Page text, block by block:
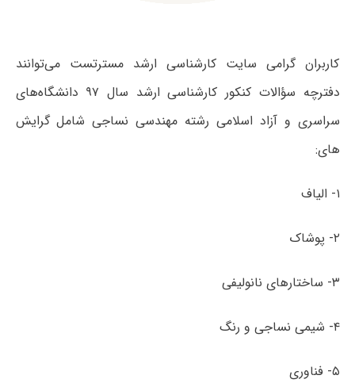
کاربران گرامی سایت کارشناسی ارشد مسترتست می‌توانند
دفترچه سؤالات کنکور کارشناسی ارشد سال ۹۷ دانشگاه‌های
سراسری و آزاد اسلامی رشته مهندسی نساجی شامل گرایش
های:
۱- الیاف
۲- پوشاک
۳- ساختارهای نانولیفی
۴- شیمی نساجی و رنگ
۵- فناوری